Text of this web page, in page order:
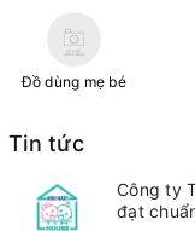
Đồ dùng mẹ bé
Tin tức
Công ty
đạt